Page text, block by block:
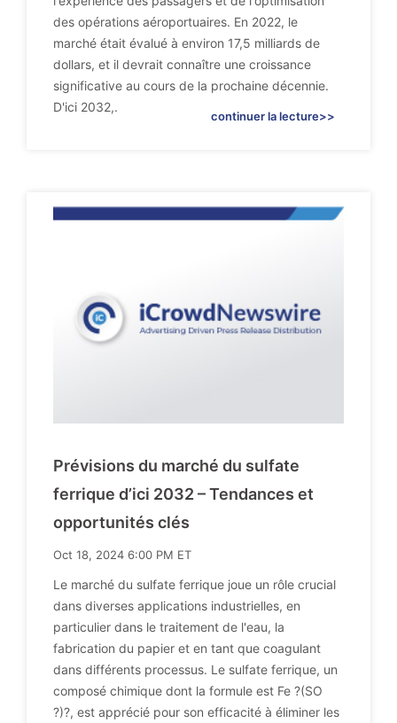
des opérations aéroportuaires. En 2022, le
marché était évalué à environ 17,5 milliards de
dollars, et il devrait connaître une croissance
significative au cours de la prochaine décennie.
D'ici 2032,.
continuer la lecture>>
Prévisions du marché du sulfate
ferrique d’ici 2032 – Tendances et
opportunités clés
Oct 18, 2024 6:00 PM ET
Le marché du sulfate ferrique joue un rôle crucial
dans diverses applications industrielles, en
particulier dans le traitement de l'eau, la
fabrication du papier et en tant que coagulant
dans différents processus. Le sulfate ferrique, un
composé chimique dont la formule est Fe ?(SO
?)?, est apprécié pour son efficacité à éliminer les